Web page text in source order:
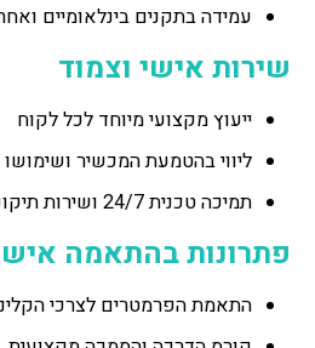
עמידה בתקנים בינלאומיים
שירות אישי וצמוד
ייעוץ מקצועי מיוחד לכל לקוח
ליווי בהטמעת המכשיר ושימושו
תמיכה טכנית 24/7 ושירות תיקונים מהיר
פתרונות בהתאמה
התאמת הפרמטרים לצרכי